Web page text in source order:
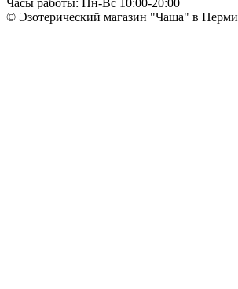
© Эзотерический магазин "Чаша" в Перми